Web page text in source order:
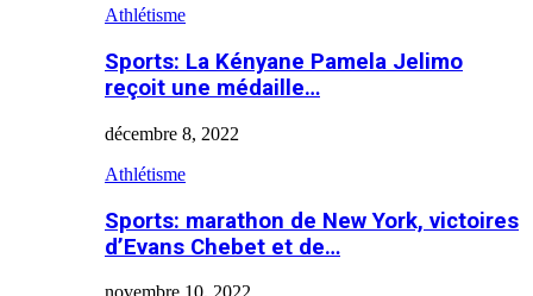
Athlétisme
Sports: La Kényane Pamela Jelimo
reçoit une médaille…
décembre 8, 2022
Athlétisme
Sports: marathon de New York, victoires
d’Evans Chebet et de…